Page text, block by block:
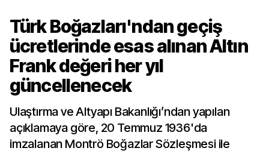
Türk Boğazları'ndan geçiş
ücretlerinde esas alınan Altın
Frank değeri her yıl
güncellenecek
Ulaştırma ve Altyapı Bakanlığı’ndan yapılan
açıklamaya göre, 20 Temmuz 1936'da
imzalanan Montrö Boğazlar Sözleşmesi ile